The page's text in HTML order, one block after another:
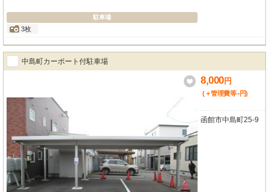
駐車場
3枚
中島町カーポート付駐車場
8,000円
(＋管理費等-円)
函館市中島町25-9